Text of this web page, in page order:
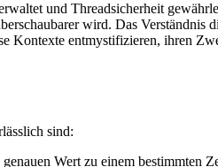
und Threadsicherheit
wird. Das Verständnis
Kontexte entmystifizieren, ihren
sind:
Wert zu einem bestimmten